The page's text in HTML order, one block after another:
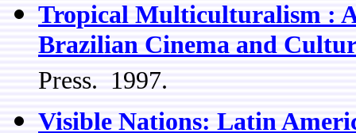
Tropical Multiculturalism :
Brazilian Cinema and
Press. 1997.
Visible Nations: Latin